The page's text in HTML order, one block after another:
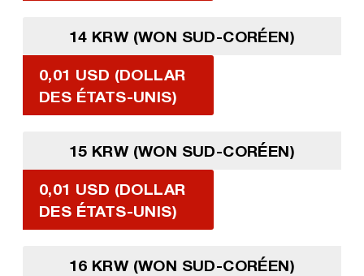
14 KRW (WON SUD-CORÉEN)
0,01 USD (DOLLAR
DES ÉTATS-UNIS)
15 KRW (WON SUD-CORÉEN)
0,01 USD (DOLLAR
DES ÉTATS-UNIS)
16 KRW (WON SUD-CORÉEN)